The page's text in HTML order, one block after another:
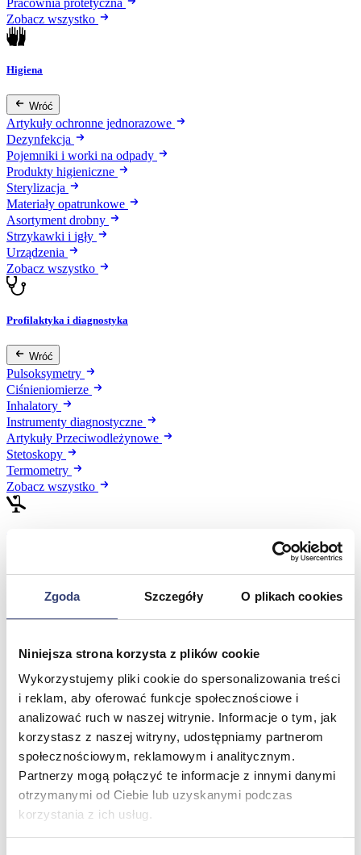
Zgoda Szczegóły O plikach cookies
Niniejsza strona korzysta z plików cookie
Wykorzystujemy pliki cookie do spersonalizowania treści
i reklam, aby oferować funkcje społecznościowe i
analizować ruch w naszej witrynie. Informacje o tym, jak
korzystasz z naszej witryny, udostępniamy partnerom
społecznościowym, reklamowym i analitycznym.
Partnerzy mogą połączyć te informacje z innymi danymi
otrzymanymi od Ciebie lub uzyskanymi podczas
korzystania z ich usług.
Pracownia protetyczna
Zobacz wszystko
Higiena
Wróć
Artykuły ochronne jednorazowe
Dezynfekcja
Pojemniki i worki na odpady
Produkty higieniczne
Sterylizacja
Materiały opatrunkowe
Asortyment drobny
Strzykawki i igły
Urządzenia
Zobacz wszystko
Profilaktyka i diagnostyka
Wróć
Pulsoksymetry
Ciśnieniomierze
Inhalatory
Instrumenty diagnostyczne
Artykuły Przeciwodleżynowe
Stetoskopy
Termometry
Zobacz wszystko
Wróć
Kozetki
Pielęgnacja mebli
Taborety i krzesła
Parawany
Fotele
Zobacz wszystko
Spa & Wellness
Wróć
Fotele do masażu
Urządzenia
Zdrowie i uroda
Zobacz wszystko